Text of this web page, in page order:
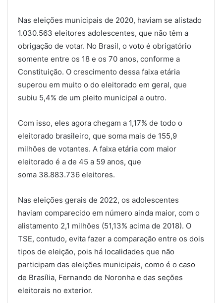
Nas eleições municipais de 2020, haviam se alistado
1.030.563 eleitores adolescentes, que não têm a
obrigação de votar. No Brasil, o voto é obrigatório
somente entre os 18 e os 70 anos, conforme a
Constituição. O crescimento dessa faixa etária
superou em muito o do eleitorado em geral, que
subiu 5,4% de um pleito municipal a outro.
Com isso, eles agora chegam a 1,17% de todo o
eleitorado brasileiro, que soma mais de 155,9
milhões de votantes. A faixa etária com maior
eleitorado é a de 45 a 59 anos, que
soma 38.883.736 eleitores.
Nas eleições gerais de 2022, os adolescentes
haviam comparecido em número ainda maior, com o
alistamento 2,1 milhões (51,13% acima de 2018). O
TSE, contudo, evita fazer a comparação entre os dois
tipos de eleição, pois há localidades que não
participam das eleições municipais, como é o caso
de Brasília, Fernando de Noronha e das seções
eleitorais no exterior.